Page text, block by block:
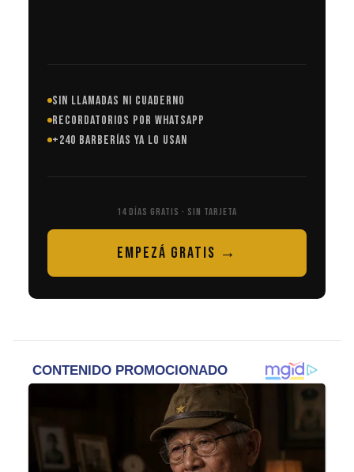
SIN LLAMADAS NI CUADERNO
RECORDATORIOS POR WHATSAPP
+240 BARBERÍAS YA LO USAN
14 DÍAS GRATIS · SIN TARJETA
EMPEZÁ GRATIS →